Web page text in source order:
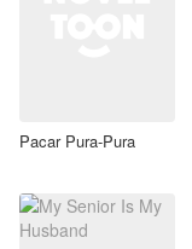
Pacar Pura-Pura